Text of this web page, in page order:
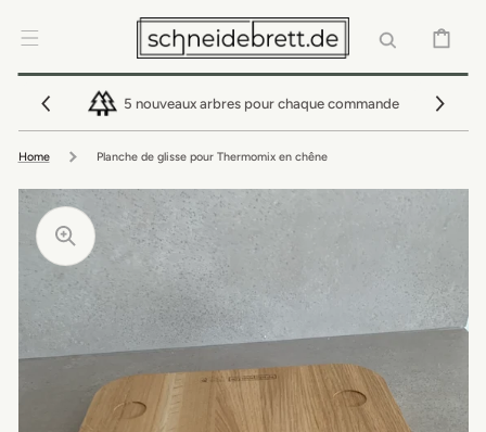
CONTENU
PANIER
5 nouveaux arbres pour chaque commande
Home Planche de glisse pour Thermomix en chêne